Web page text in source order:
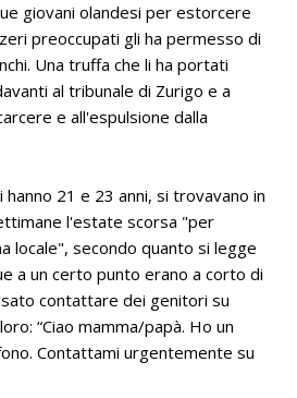
giovani olandesi per estorcere
preoccupati gli ha permesso di
Una truffa che li ha portati
al tribunale di Zurigo e a
e all'espulsione dalla
hanno 21 e 23 anni, si trovavano in
l'estate scorsa "per
locale", secondo quanto si legge
a un certo punto erano a corto di
contattare dei genitori su
“Ciao mamma/papà. Ho un
Contattami urgentemente su